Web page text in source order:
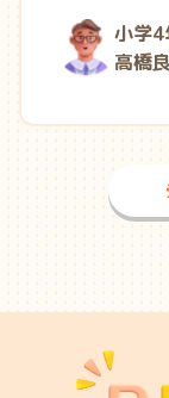
小学4
高橋